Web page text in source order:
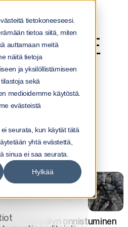
tietokoneeseesi.
tietoa siitä, miten
auttamaan meitä
näitä tietoja
ja yksilöllistämiseen
sekä
medioidemme käytöstä.
evästeistä
seurata, kun käytät tätä
yhtä evästettä,
sinua ei saa seurata.
Hylkää
– Norrin
TIEDON
Digitalisaation ja
on rakennettava,
liiketoiminnan
Uusimäki 6.11.2025
ja tekoälyn onnistuminen